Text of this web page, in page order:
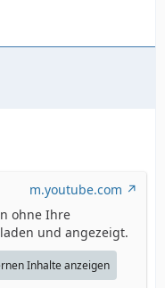
m.youtube.com
ohne Ihre
und angezeigt.
Inhalte anzeigen